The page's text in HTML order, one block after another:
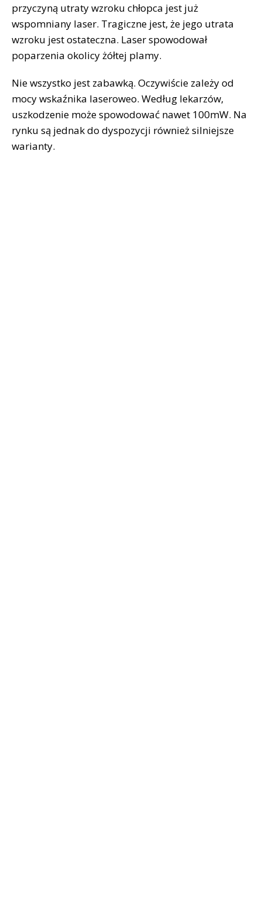
przyczyną utraty wzroku chłopca jest już
wspomniany laser. Tragiczne jest, że jego utrata
wzroku jest ostateczna. Laser spowodował
poparzenia okolicy żółtej plamy.
Nie wszystko jest zabawką. Oczywiście zależy od
mocy wskaźnika laseroweo. Według lekarzów,
uszkodzenie może spowodować nawet 100mW. Na
rynku są jednak do dyspozycji również silniejsze
warianty.